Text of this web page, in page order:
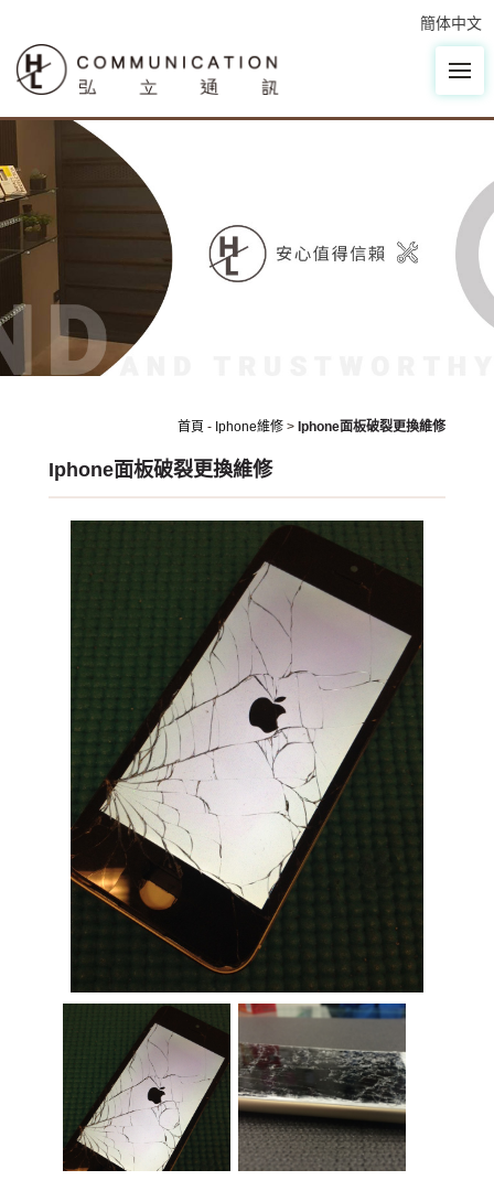
簡体中文
首頁 - Iphone維修 > Iphone面板破裂更換維修
Iphone面板破裂更換維修